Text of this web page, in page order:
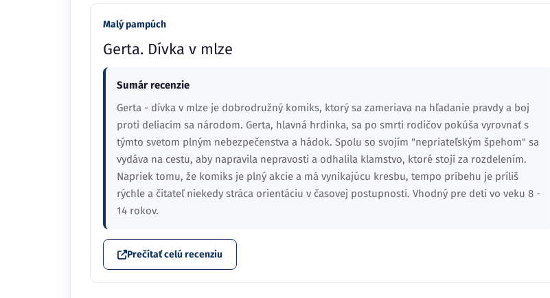
Malý pampúch
Gerta. Dívka v mlze
Sumár recenzie
Gerta - dívka v mlze je dobrodružný komiks, ktorý sa zameriava na hľadanie pravdy a boj
proti deliacim sa národom. Gerta, hlavná hrdinka, sa po smrti rodičov pokúša vyrovnať s
týmto svetom plným nebezpečenstva a hádok. Spolu so svojím "nepriateľským špehom" sa
vydáva na cestu, aby napravila nepravosti a odhalila klamstvo, ktoré stojí za rozdelením.
Napriek tomu, že komiks je plný akcie a má vynikajúcu kresbu, tempo príbehu je príliš
rýchle a čitateľ niekedy stráca orientáciu v časovej postupnosti. Vhodný pre deti vo veku 8 -
14 rokov.
Prečítať celú recenziu